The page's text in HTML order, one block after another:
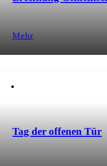
Mehr
Tag der offenen Tür